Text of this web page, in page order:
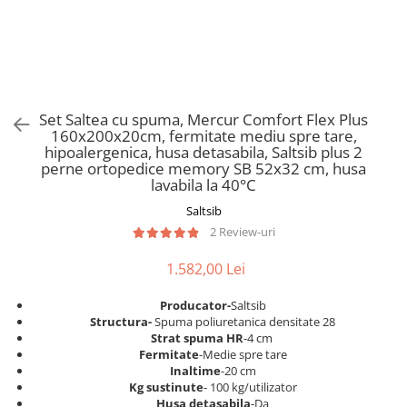
Saltele Memory Pocket
Saltele cu plasa arcuri
Saltele cu spuma
Saltele cu spuma poliuretanica
Saltele 160x200
Saltele 180x200
Top saltele
Scaune pentru living
Seturi comode living si vitrine
Mobila living
Set mese plus scaune
Etajere Birou
Dulap birou
Birouri
Scaune pentru birou
Scaune pentru vizitatori
Scaune birou copii
Scaune resigilate
Scaune gradinita
Scaune terasa si outdoor
Set Saltea cu spuma, Mercur Comfort Flex Plus
160x200x20cm, fermitate mediu spre tare,
hipoalergenica, husa detasabila, Saltsib plus 2
perne ortopedice memory SB 52x32 cm, husa
lavabila la 40°C
Saltsib
2 Review-uri
1.582,00 Lei
Producator-Saltsib
Structura-Spuma poliuretanica densitate 28
Strat spuma HR-4 cm
Fermitate-Medie spre tare
Inaltime-20 cm
Kg sustinute- 100 kg/utilizator
Husa detasabila-Da